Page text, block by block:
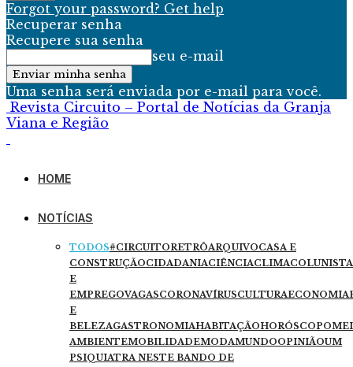
Forgot your password? Get help
Recuperar senha
Recupere sua senha
seu e-mail
Uma senha será enviada por e-mail para você.
Revista Circuito – Portal de Notícias da Granja
Viana e Região
HOME
NOTÍCIAS
TODOS#CIRCUITORETRÔARQUIVOCASA E
CONSTRUÇÃOCIDADANIACIÊNCIACLIMA
E
EMPREGOVAGASCORONAVÍRUSCULTURAECONOMIA
E
BELEZAGASTRONOMIAHABITAÇÃOHORÓSCOPO
AMBIENTEMOBILIDADEMODAMUNDOOPINIÃOUM
PSIQUIATRA NESTE BANDO DE